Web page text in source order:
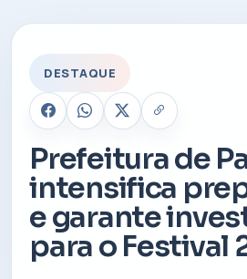
DESTAQUE
Prefeitura de
intensifica
e garante
para o Festival